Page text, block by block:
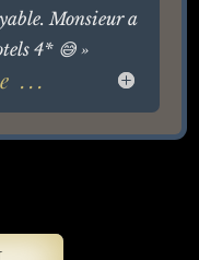
Monsieur a
4* 😅 »
...